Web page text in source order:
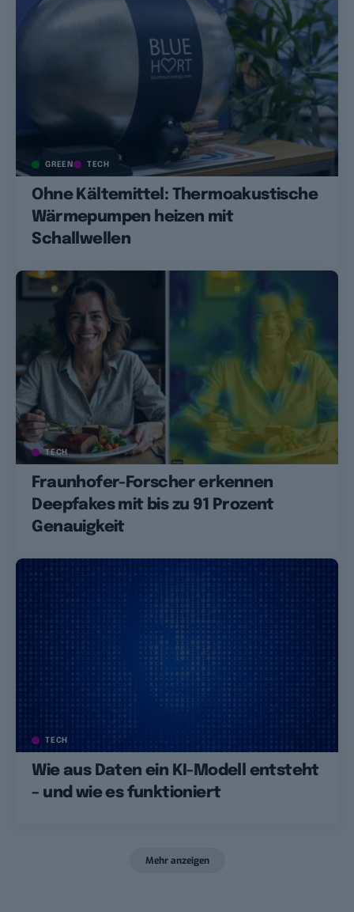
GREEN TECH
Ohne Kältemittel: Thermoakustische
Wärmepumpen heizen mit
Schallwellen
TECH
Fraunhofer-Forscher erkennen
Deepfakes mit bis zu 91 Prozent
Genauigkeit
TECH
Wie aus Daten ein KI-Modell entsteht
– und wie es funktioniert
Mehr anzeigen